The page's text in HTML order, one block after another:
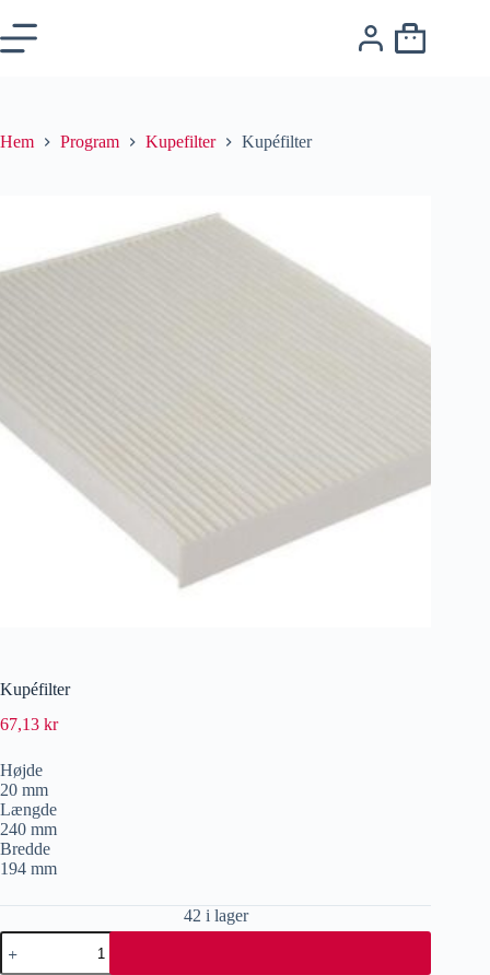
Hem Program Kupefilter Kupéfilter
Kupéfilter
67,13 kr
Højde
20 mm
Længde
240 mm
Bredde
194 mm
42 i lager